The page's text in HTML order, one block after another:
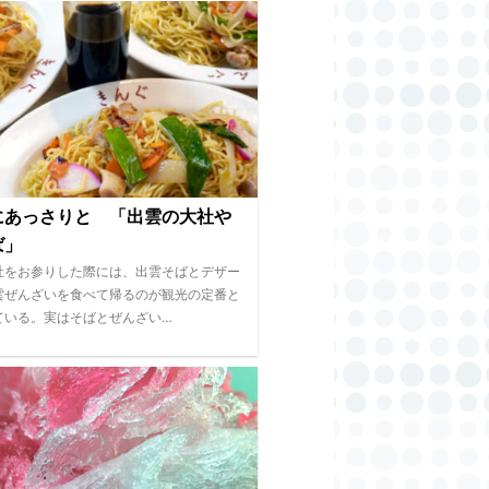
あっさりと 「出雲の大社や
をお参りした際には、出雲そばとデザー
ぜんざいを食べて帰るのが観光の定番と
いる。実はそばとぜんざい…